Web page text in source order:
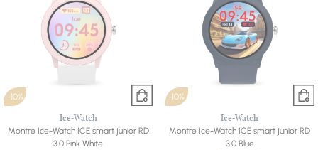
-10%
Ice-Watch
Montre Ice-Watch ICE smart junior RD
3.0 Pink White
-10%
Ice-Watch
Montre Ice-Watch ICE smart junior RD
3.0 Blue